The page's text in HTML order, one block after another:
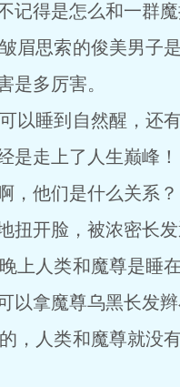
得是怎么和一群魔
思索的俊美男子
是多厉害。
睡到自然醒，还
是走上了人生巅峰！
他们是什么关系？
开脸，被浓密长发
人类和魔尊是睡
拿魔尊乌黑长发辫
人类和魔尊就没